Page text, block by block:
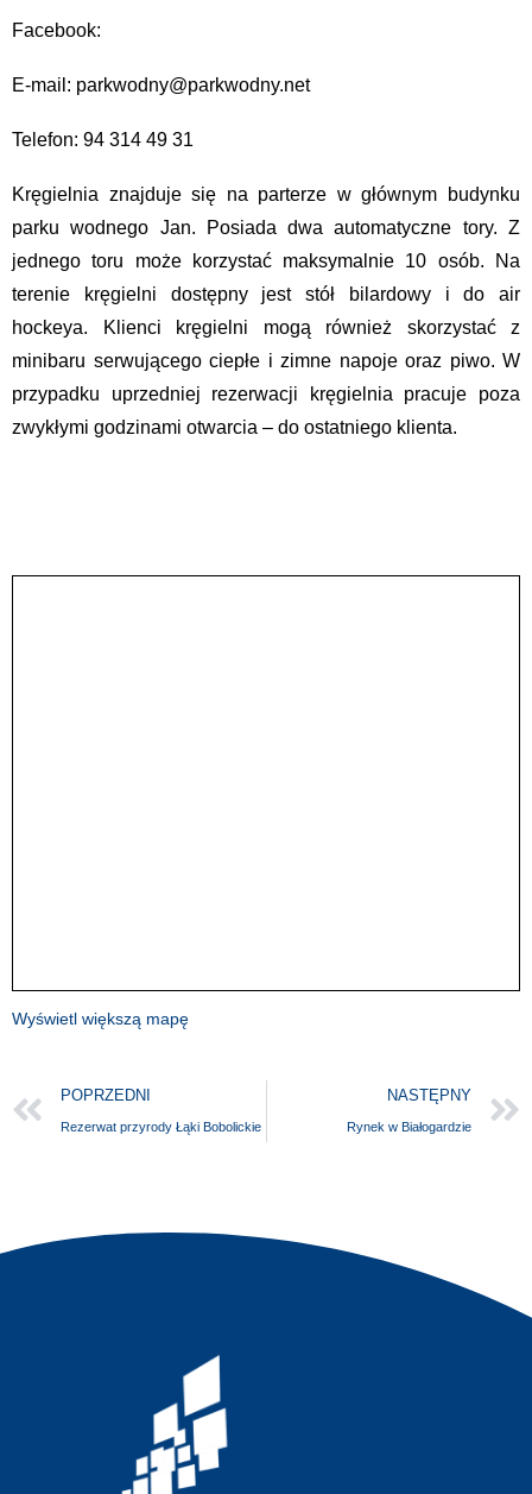
Facebook:
E-mail: parkwodny@parkwodny.net
Telefon: 94 314 49 31
Kręgielnia znajduje się na parterze w głównym budynku
parku wodnego Jan. Posiada dwa automatyczne tory. Z
jednego toru może korzystać maksymalnie 10 osób. Na
terenie kręgielni dostępny jest stół bilardowy i do air
hockeya. Klienci kręgielni mogą również skorzystać z
minibaru serwującego ciepłe i zimne napoje oraz piwo. W
przypadku uprzedniej rezerwacji kręgielnia pracuje poza
zwykłymi godzinami otwarcia – do ostatniego klienta.
Wyświetl większą mapę
POPRZEDNI
Rezerwat przyrody Łąki Bobolickie
NASTĘPNY
Rynek w Białogardzie